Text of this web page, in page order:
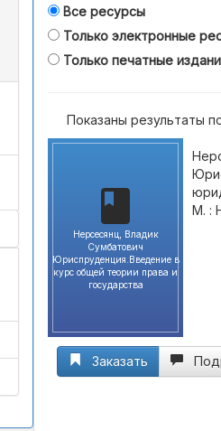
Все ресурсы
Только электронные
Только печатные
Показаны результаты
Нерсесянц, Владик
Сумбатович
Юриспруденция.Введение в
курс общей теории права и
государства
М. :
Заказать